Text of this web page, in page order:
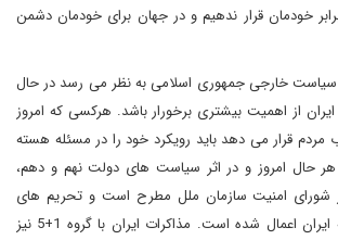
خودمان قرار ندهیم و در جهان برای خودمان دشمن
سیاست خارجی جمهوری اسلامی به نظر می رسد در حال
از اهمیت بیشتری برخورار باشد. هرکسی که امروز
مردم قرار می دهد باید رویکرد خود را در مسئله هسته
هر حال امروز و در اثر سیاست های دولت نهم و دهم،
شورای امنیت سازمان ملل مطرح است و تحریم های
گسترده و سنگینی علیه ایران اعمال شده است. مذاکرات ایران با گروه 1+5 نیز